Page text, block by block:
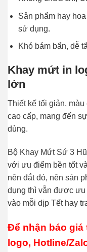
Sản phẩm hay
sử dụng.
Khó bám bẩn, dễ
Khay mứt in
lớn
Thiết kế tối giản,
cao cấp, mang đến
dùng.
Bộ Khay Mứt Sứ 3
với ưu điểm bền tốt
nên đắt đỏ, nên sản
dụng thì vẫn được ưu
vào mỗi dịp Tết hay
Để nhận báo
logo, Hotline/